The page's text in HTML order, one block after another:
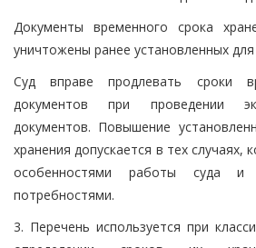
Документы временного срока
уничтожены ранее установленных
Суд вправе продлевать сроки
документов при проведении
документов. Повышение
хранения допускается в тех случаях,
особенностями работы суда и
потребностями.
3. Перечень используется при